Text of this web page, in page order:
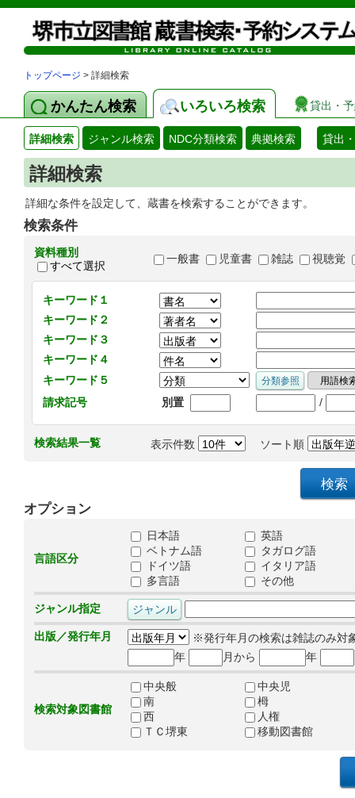
トップページ > 詳細検索
かんたん検索 いろいろ検索 貸出・
詳細検索 ジャンル検索 NDC分類検索 典拠検索 貸出
詳細検索
詳細な条件を設定して、蔵書を検索することができます。
検索条件
資料種別
すべて選択
一般書 児童書 雑誌 視聴覚
キーワード１
キーワード２
キーワード３
キーワード４
キーワード５
請求記号
別置 /
検索結果一覧 表示件数 ソート順
オプション
言語区分
日本語
英語
ベトナム語
タガログ語
ドイツ語
イタリア語
多言語
その他
ジャンル指定
出版／発行年月
※発行年月の検索は雑誌のみ対
年
月から 年
検索対象図書館
中央般
中央児
南
栂
西
人権
ＴＣ堺東
移動図書館